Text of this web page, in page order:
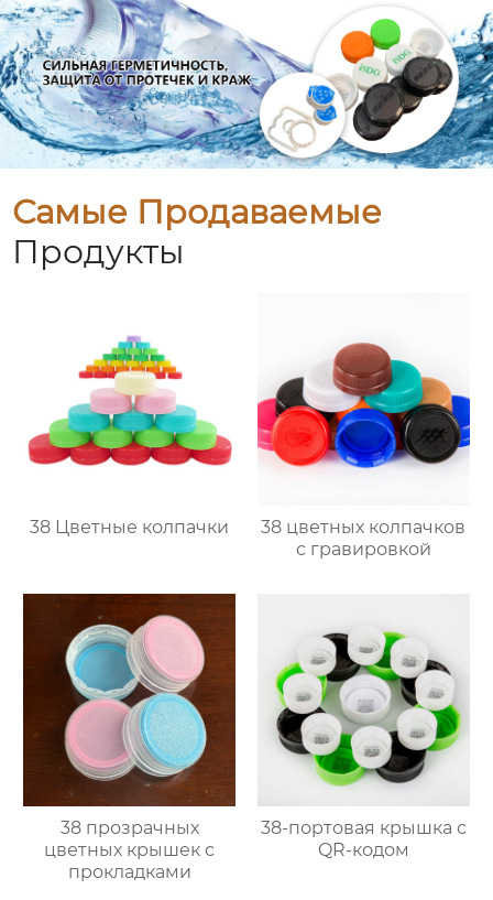
Самые Продаваемые
Продукты
38 Цветные колпачки
38 цветных колпачков
с гравировкой
38 прозрачных
цветных крышек с
прокладками
38-портовая крышка с
QR-кодом